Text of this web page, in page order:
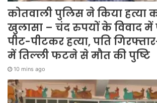
कोतवाली पुलिस ने किया हत्या
खुलासा – चंद रुपयों के विवाद में
पीट-पीटकर हत्या, पति
में तिल्ली फटने से मौत की पुष्टि
10 mins ago